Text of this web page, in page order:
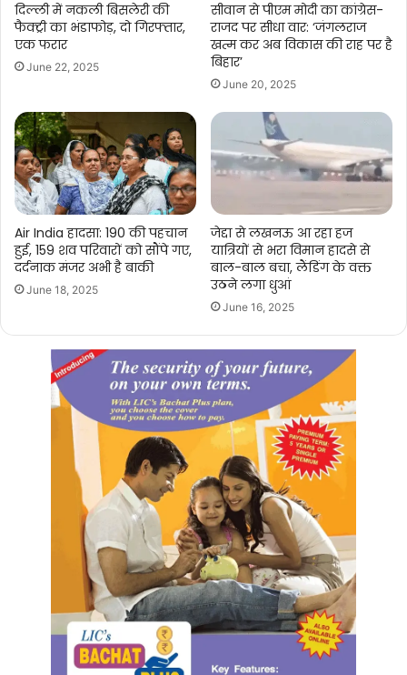
दिल्ली में नकली बिसलेरी की
फैक्ट्री का भंडाफोड़, दो गिरफ्तार,
एक फरार
June 22, 2025
सीवान से पीएम मोदी का कांग्रेस-
राजद पर सीधा वार: ‘जंगलराज
खत्म कर अब विकास की राह पर है
बिहार’
June 20, 2025
Air India हादसा: 190 की पहचान
हुई, 159 शव परिवारों को सौंपे गए,
दर्दनाक मंजर अभी है बाकी
June 18, 2025
जेद्दा से लखनऊ आ रहा हज
यात्रियों से भरा विमान हादसे से
बाल-बाल बचा, लैंडिंग के वक्त
उठने लगा धुआं
June 16, 2025